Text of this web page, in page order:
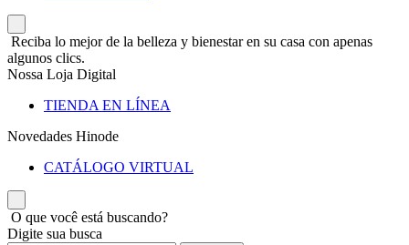
Reciba lo mejor de la belleza y bienestar en su casa con apenas
algunos clics.
Nossa Loja Digital
TIENDA EN LÍNEA
Novedades Hinode
CATÁLOGO VIRTUAL
O que você está buscando?
Digite sua busca